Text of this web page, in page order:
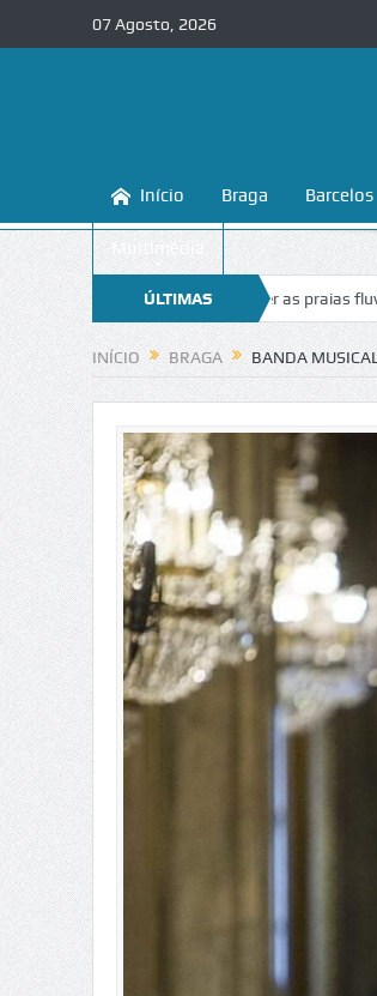
07 Agosto, 2026
Início Braga Barcelos
Multimédia
ÚLTIMAS
NOTÍCIAS
a conhecer e proteger as praias fluviais do
INÍCIO BRAGA BANDA